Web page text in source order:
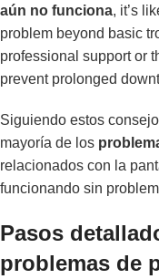
aún no funciona, it’s
problem beyond basic
professional support or
prevent prolonged
Siguiendo estos
mayoría de los
relacionados con la
funcionando sin
Pasos
problemas de